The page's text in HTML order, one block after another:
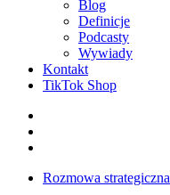
Blog
Definicje
Podcasty
Wywiady
Kontakt
TikTok Shop
Rozmowa strategiczna